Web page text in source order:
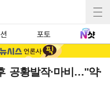
포토
공황발작·마비…"약·